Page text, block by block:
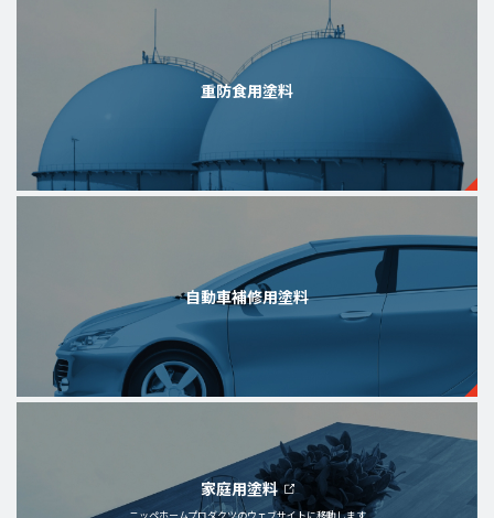
重防食用塗料
自動車補修用塗料
家庭用塗料
ニッペホームプロダクツのウェブサイトに移動します